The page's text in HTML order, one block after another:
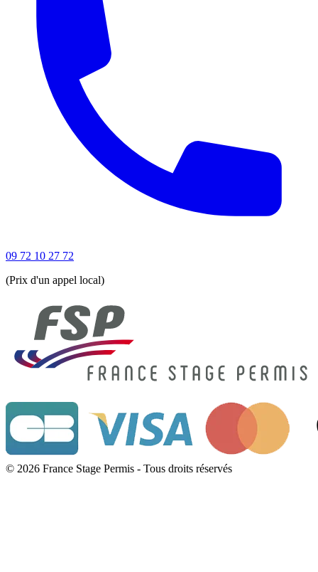
09 72 10 27 72
(Prix d'un appel local)
© 2026 France Stage Permis - Tous droits réservés